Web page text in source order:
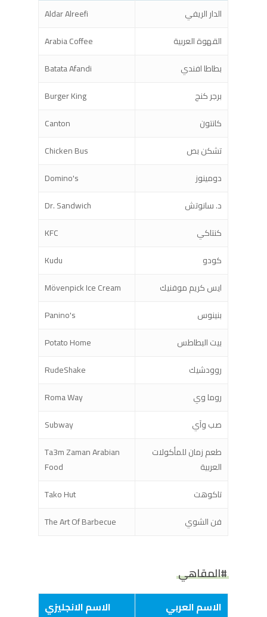
Aldar Alreefi
الدار الريفي
Arabia Coffee
القهوة العربية
Batata Afandi
بطاطا افندي
Burger King
برجر كنج
Canton
كانتون
Chicken Bus
تشكن بص
Domino's
دومينوز
Dr. Sandwich
د. سانوتش
KFC
كنتاكي
Kudu
كودو
Mövenpick Ice Cream
ايس كريم موفنيك
Panino's
بنينوس
Potato Home
بيت البطاطس
RudeShake
روودشيك
Roma Way
روما وي
Subway
صب وآي
Ta3m Zaman Arabian
Food
طعم زمان للمأكولات
العربية
Tako Hut
تاكوهت
The Art Of Barbecue
فن الشوي
#المقاهي
الاسم الانجليزي الاسم العربي
الصحة والجمال
الحياة